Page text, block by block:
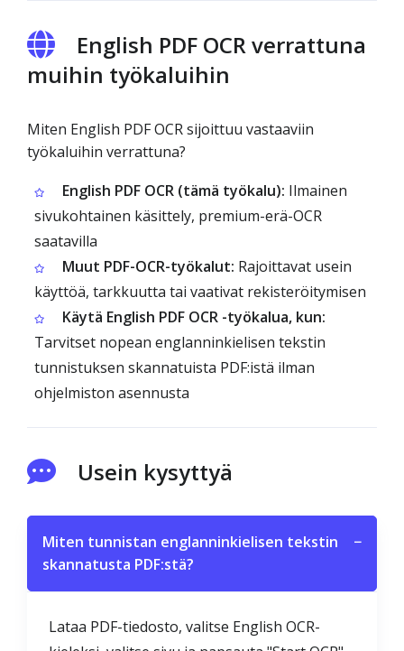
English PDF OCR verrattuna
muihin työkaluihin
Miten English PDF OCR sijoittuu vastaaviin
työkaluihin verrattuna?
English PDF OCR (tämä työkalu): Ilmainen
sivukohtainen käsittely, premium-erä-OCR
saatavilla
Muut PDF-OCR-työkalut: Rajoittavat usein
käyttöä, tarkkuutta tai vaativat rekisteröitymisen
Käytä English PDF OCR -työkalua, kun:
Tarvitset nopean englanninkielisen tekstin
tunnistuksen skannatuista PDF:istä ilman
ohjelmiston asennusta
Usein kysyttyä
Miten tunnistan englanninkielisen tekstin
skannatusta PDF:stä?
−
Lataa PDF-tiedosto, valitse English OCR-